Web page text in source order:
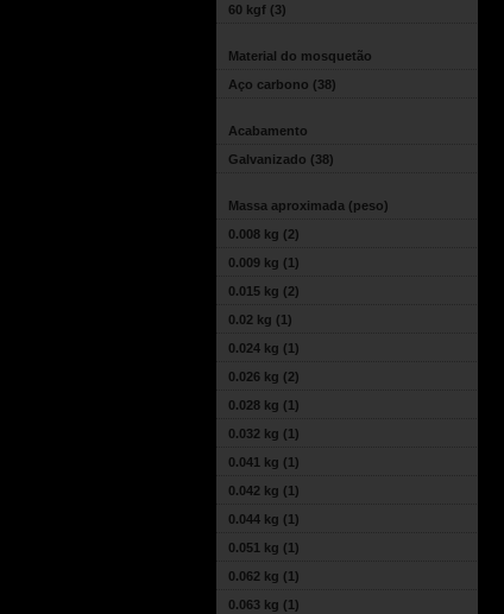
60 kgf (3)
Material do mosquetão
Aço carbono (38)
Acabamento
Galvanizado (38)
Massa aproximada (peso)
0.008 kg (2)
0.009 kg (1)
0.015 kg (2)
0.02 kg (1)
0.024 kg (1)
0.026 kg (2)
0.028 kg (1)
0.032 kg (1)
0.041 kg (1)
0.042 kg (1)
0.044 kg (1)
0.051 kg (1)
0.062 kg (1)
0.063 kg (1)